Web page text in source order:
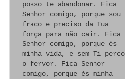
posso te abandonar. Fica
Senhor comigo, porque sou
fraco e preciso da Tua
força para não cair. Fica
Senhor comigo, porque és
minha vida, e sem Ti perco
o fervor. Fica Senhor
comigo, porque és minha